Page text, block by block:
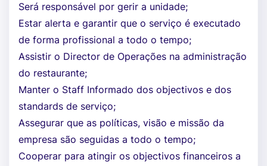
Será responsável por gerir a unidade;
Estar alerta e garantir que o serviço é executado
de forma profissional a todo o tempo;
Assistir o Director de Operações na administração
do restaurante;
Manter o Staff Informado dos objectivos e dos
standards de serviço;
Assegurar que as políticas, visão e missão da
empresa são seguidas a todo o tempo;
Cooperar para atingir os objectivos financeiros a